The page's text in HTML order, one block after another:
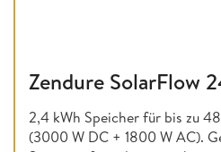
Zendure SolarFlow
2,4 kWh Speicher für bis zu
(3000 W DC + 1800 W AC).